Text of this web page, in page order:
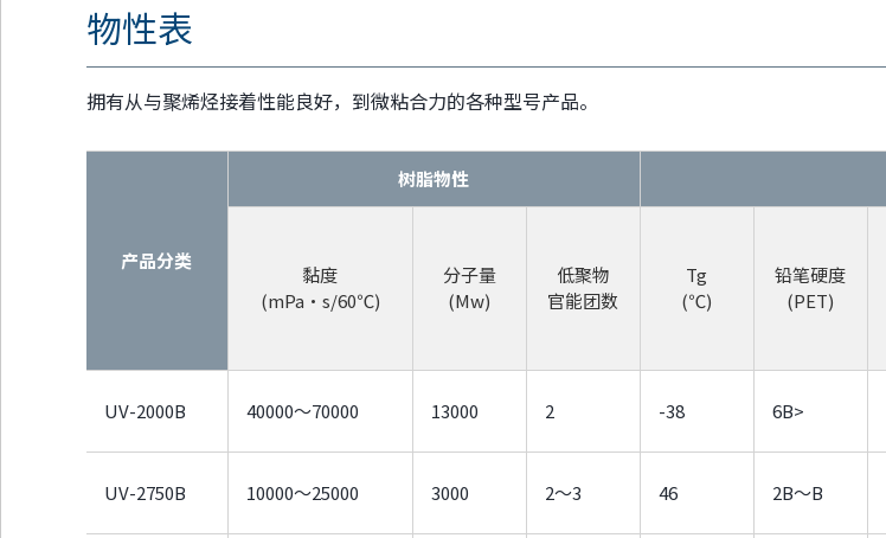
物性表
拥有从与聚烯烃接着性能良好，到微粘合力的各种型号产品。
产品分类
树脂物性
黏度
(mPa・s/60℃)
分子量
(Mw)
低聚物
官能团数
Tg
(℃)
铅笔硬度
(PET)
UV-2000B 40000～70000 13000 2 -38 6B>
UV-2750B 10000～25000 3000 2～3 46 2B～B